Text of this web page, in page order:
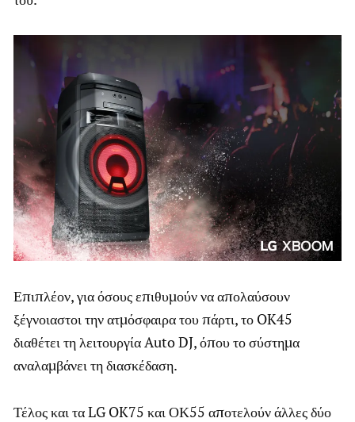
Επιπλέον, για όσους επιθυμούν να απολαύσουν
ξέγνοιαστοι την ατμόσφαιρα του πάρτι, το OK45
διαθέτει τη λειτουργία Auto DJ, όπου το σύστημα
αναλαμβάνει τη διασκέδαση.
Τέλος και τα LG OK75 και ΟΚ55 αποτελούν άλλες δύο